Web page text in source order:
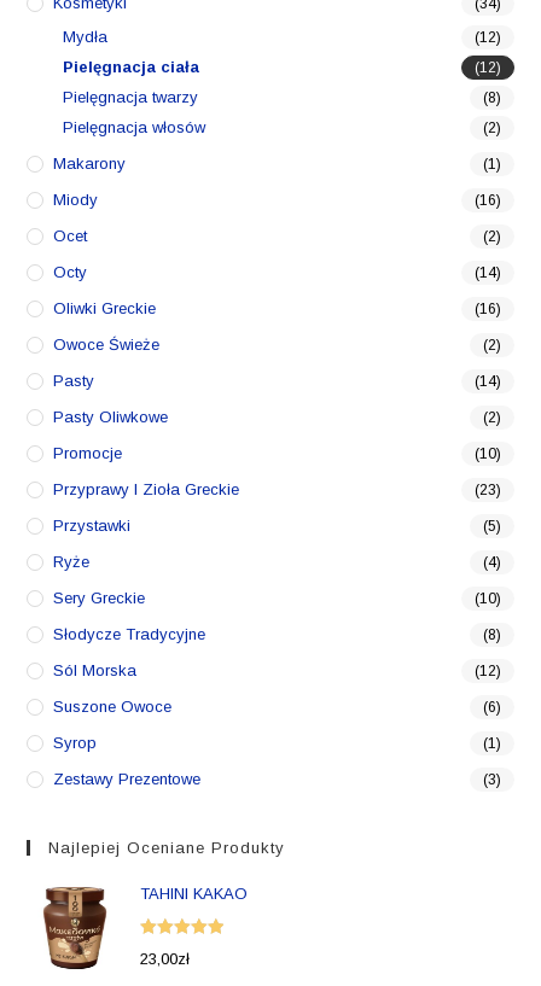
(34)
Mydła (12)
Pielęgnacja ciała (12)
Pielęgnacja twarzy (8)
Pielęgnacja włosów (2)
Makarony (1)
Miody (16)
Ocet (2)
Octy (14)
Oliwki Greckie (16)
Owoce Świeże (2)
Pasty (14)
Pasty Oliwkowe (2)
Promocje (10)
Przyprawy I Zioła Greckie (23)
Przystawki (5)
Ryże (4)
Sery Greckie (10)
Słodycze Tradycyjne (8)
Sól Morska (12)
Suszone Owoce (6)
Syrop (1)
Zestawy Prezentowe (3)
Najlepiej Oceniane Produkty
TAHINI KAKAO
Oceniono
23,00zł